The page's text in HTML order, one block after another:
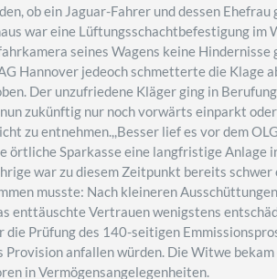
ob ein Jaguar-Fahrer und dessen
war eine Lüftungsschachtbefestigung im
seines Wagens keine
Hannover jedeoch schmetterte die Klage
Der unzufriedene Kläger ging in
zukünftig nur noch vorwärts einparkt
zu entnehmen.,,Besser lief es vor dem
Sparkasse eine langfristige Anlage
war zu diesem Zeitpunkt bereits
musste: Nach kleineren
enttäuschte Vertrauen wenigstens
Prüfung des 140-seitigen
Provision anfallen würden. Die Witwe
in Vermögensangelegenheiten.